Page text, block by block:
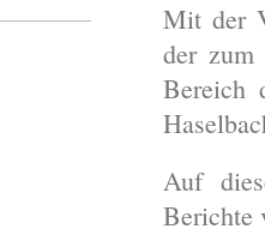
Mit der
der zum
Bereich
Auf
Berichte